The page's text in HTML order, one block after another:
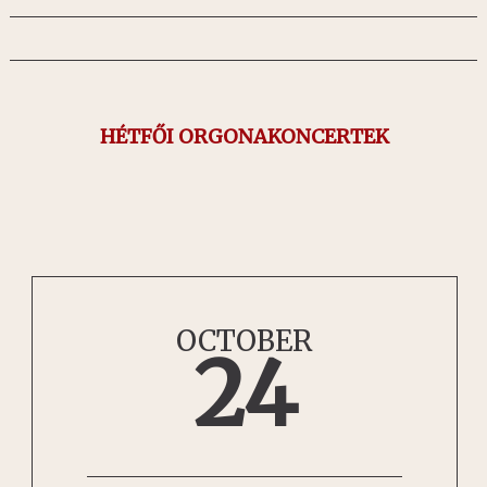
OCTOBER
24
HÉTFŐI ORGONAKONCERTEK